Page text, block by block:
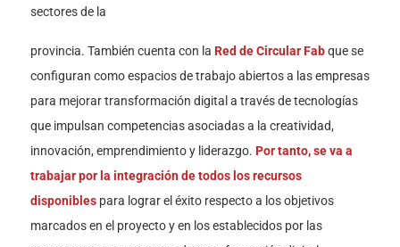
sectores de la
provincia. También cuenta con la Red de Circular Fabque se
configuran como espacios de trabajo abiertos a las empresas
para mejorar transformación digital a través de tecnologías
que impulsan competencias asociadas a la creatividad,
innovación, emprendimiento y liderazgo. Por tanto, se va a
trabajar por la integración de todos los recursos
disponiblespara lograr el éxito respecto a los objetivos
marcados en el proyecto y en los establecidos por las